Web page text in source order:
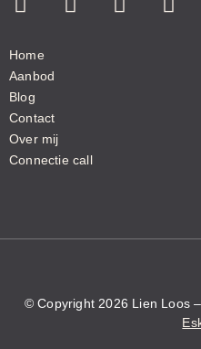
Home
Aanbod
Blog
Contact
Over mij
Connectie call
© Copyright 2026 Lien Loos